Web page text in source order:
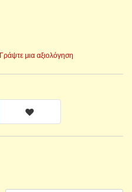
Γράψτε μια αξιολόγηση